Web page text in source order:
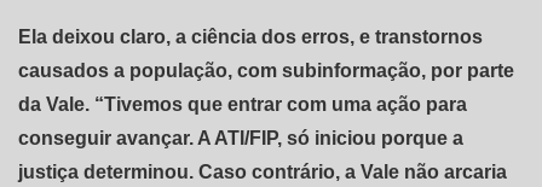
Ela deixou claro, a ciência dos erros, e transtornos
causados a população, com subinformação, por parte
da Vale. “Tivemos que entrar com uma ação para
conseguir avançar. A ATI/FIP, só iniciou porque a
justiça determinou. Caso contrário, a Vale não arcaria